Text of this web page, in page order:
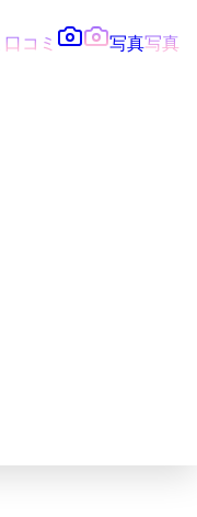
口コミ 写真写真